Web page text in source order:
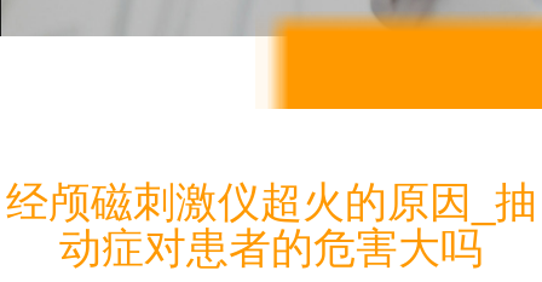
经颅磁刺激仪超火的原因_抽
动症对患者的危害大吗